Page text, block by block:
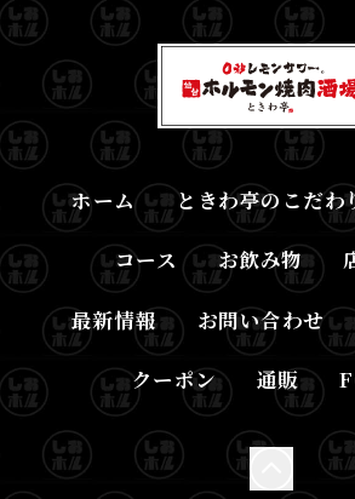
ホーム ときわ亭のこだわ
コース お飲み物
最新情報 お問い合わせ
クーポン 通販